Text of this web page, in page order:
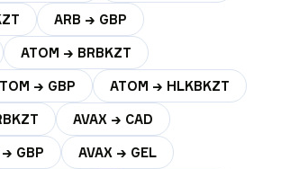
ARB → GBP
ATOM → BRBKZT
→ GBP ATOM → HLKBKZT
AVAX → CAD
→ GBP AVAX → GEL